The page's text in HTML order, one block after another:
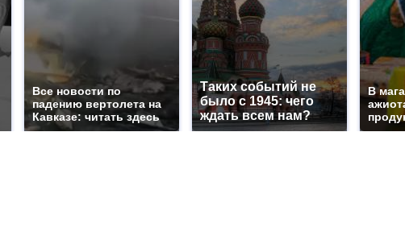
Все новости по
падению вертолета на
Кавказе: читать здесь
Таких событий не
было с 1945: чего
ждать всем нам?
В